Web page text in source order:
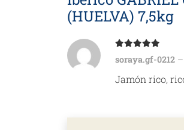
(HUELVA) 7,5kg
soraya.gf-0212 –
Jamón rico,